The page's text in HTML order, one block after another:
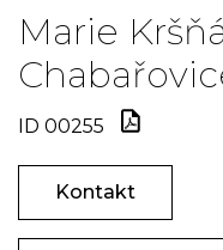
Marie
ID 00255
Kontakt